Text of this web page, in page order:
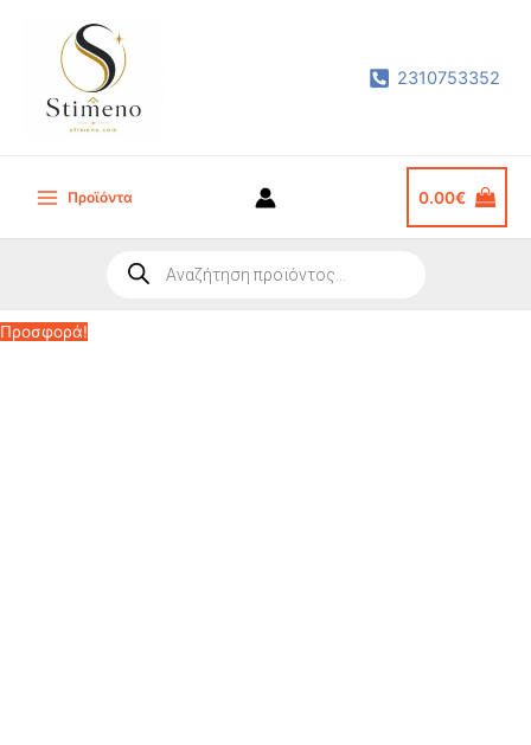
περιεχόμενο
2310753352
Main
Προϊόντα 0.00€
search
Προσφορά!